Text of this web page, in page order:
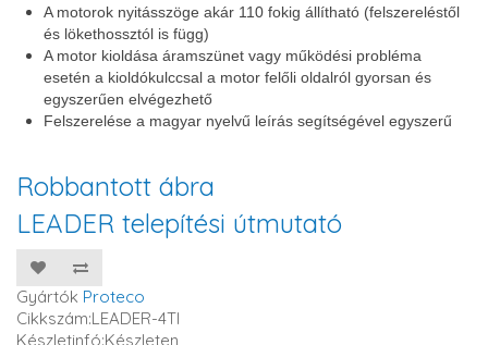
A motorok nyitásszöge akár 110 fokig állítható (felszereléstől
és lökethossztól is függ)
A motor kioldása áramszünet vagy működési probléma
esetén a kioldókulccsal a motor felőli oldalról gyorsan és
egyszerűen elvégezhető
Felszerelése a magyar nyelvű leírás segítségével egyszerű
Robbantott ábra
LEADER telepítési útmutató
Gyártók Proteco
Cikkszám:LEADER-4TI
Készletinfó:Készleten